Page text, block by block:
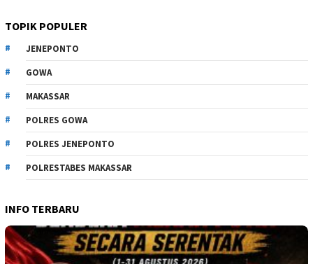
TOPIK POPULER
JENEPONTO
GOWA
MAKASSAR
POLRES GOWA
POLRES JENEPONTO
POLRESTABES MAKASSAR
INFO TERBARU